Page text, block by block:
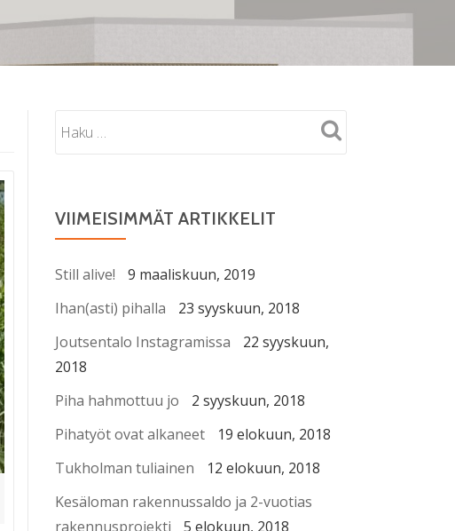
VIIMEISIMMÄT ARTIKKELIT
Still alive!
9 maaliskuun, 2019
Ihan(asti) pihalla
23 syyskuun, 2018
Joutsentalo Instagramissa
22 syyskuun,
2018
Piha hahmottuu jo
2 syyskuun, 2018
Pihatyöt ovat alkaneet
19 elokuun, 2018
Tukholman tuliainen
12 elokuun, 2018
Kesäloman rakennussaldo ja 2-vuotias
rakennusprojekti
5 elokuun, 2018